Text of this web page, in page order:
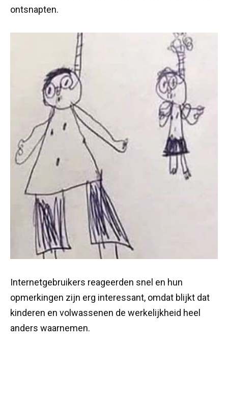
ontsnapten.
Internetgebruikers reageerden snel en hun
opmerkingen zijn erg interessant, omdat blijkt dat
kinderen en volwassenen de werkelijkheid heel
anders waarnemen.